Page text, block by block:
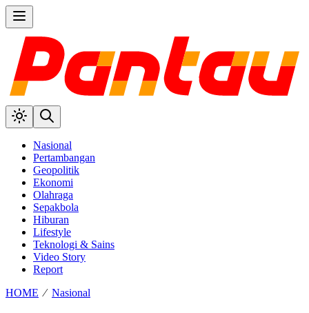
Nasional
Pertambangan
Geopolitik
Ekonomi
Olahraga
Sepakbola
Hiburan
Lifestyle
Teknologi & Sains
Video Story
Report
HOME ⁄ Nasional